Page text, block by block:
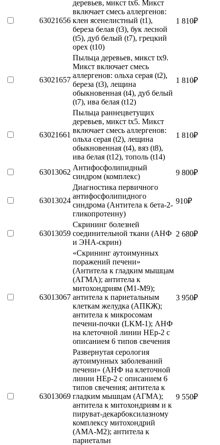
63021656
деревьев, микст tx6. Микст
включает смесь аллергенов:
клен ясенелистный (t1),
береза белая (t3), бук лесной
(t5), дуб белый (t7), грецкий
орех (t10)
1 810₽
63021657
Пыльца деревьев, микст tx9.
Микст включает смесь
аллергенов: ольха серая (t2),
береза (t3), лещина
обыкновенная (t4), дуб белый
(t7), ива белая (t12)
1 810₽
63021661
Пыльца раннецветущих
деревьев, микст tx5. Микст
включает смесь аллергенов:
ольха серая (t2), лещина
обыкновенная (t4), вяз (t8),
ива белая (t12), тополь (t14)
1 810₽
63013062
Антифосфолипидный
синдром (комплекс)
9 800₽
63013024
Диагностика первичного
антифосфолипидного
синдрома (Антитела к бета-2-
гликопротеину)
910₽
63013059
Скрининг болезней
соединительной ткани (АНФ
и ЭНА-скрин)
2 680₽
63013067
«Скрининг аутоимунных
поражений печени»
(Антитела к гладким мышцам
(АГМА); антитела к
митохондриям (М1-М9);
антитела к париетальным
клеткам желудка (АПКЖ);
антитела к микросомам
печени-почки (LKM-1); АНФ
на клеточной линии HЕp-2 с
описанием 6 типов свечения
3 950₽
63013069
Развернутая серология
аутоимунных заболеваний
печени» (АНФ на клеточной
линии HЕp-2 с описанием 6
типов свечения; антитела к
гладким мышцам (АГМА);
антитела к митохондриям и к
пируват-декарбоксилазному
комплексу митохондрий
(АМА-М2); антитела к
париетальн
9 550₽